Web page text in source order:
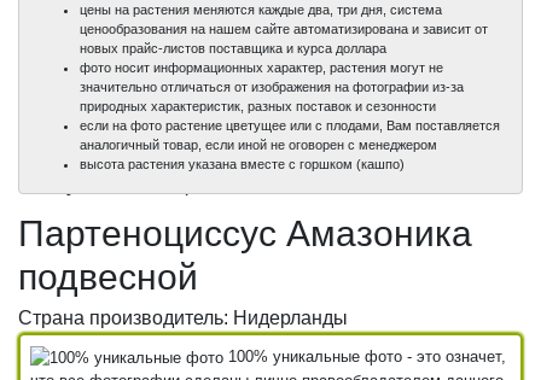
100%
100%
цены на растения меняются каждые два, три дня, система
ценообразования на нашем сайте автоматизирована и зависит от
новых прайс-листов поставщика и курса доллара
фото носит информационных характер, растения могут не
значительно отличаться от изображения на фотографии из-за
природных характеристик, разных поставок и сезонности
если на фото растение цветущее или с плодами, Вам поставляется
аналогичный товар, если иной не оговорен с менеджером
высота растения указана вместе с горшком (кашпо)
Партеноциссус Амазоника
подвесной
Страна производитель: Нидерланды
100% уникальные фото - это означет,